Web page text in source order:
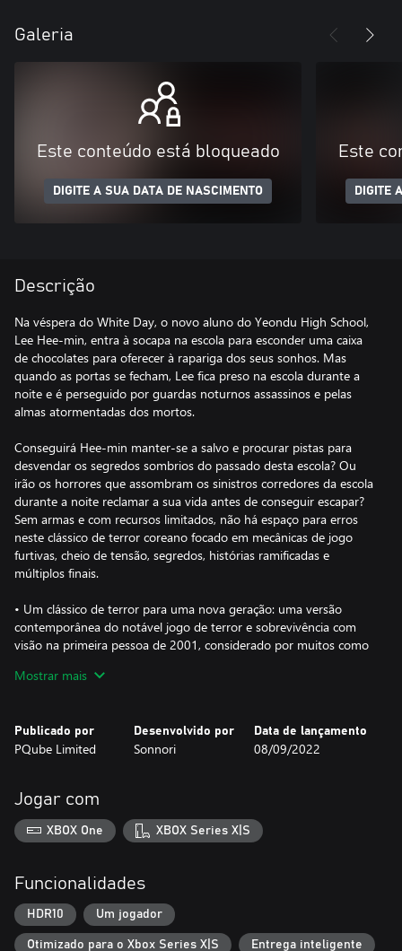
Galeria
Este conteúdo está bloqueado
DIGITE A SUA DATA DE NASCIMENTO
Este
DIGITE
Descrição
Na véspera do White Day, o novo aluno do Yeondu High School,
Lee Hee-min, entra à socapa na escola para esconder uma caixa
de chocolates para oferecer à rapariga dos seus sonhos. Mas
quando as portas se fecham, Lee fica preso na escola durante a
noite e é perseguido por guardas noturnos assassinos e pelas
almas atormentadas dos mortos.
Conseguirá Hee-min manter-se a salvo e procurar pistas para
desvendar os segredos sombrios do passado desta escola? Ou
irão os horrores que assombram os sinistros corredores da escola
durante a noite reclamar a sua vida antes de conseguir escapar?
Sem armas e com recursos limitados, não há espaço para erros
neste clássico de terror coreano focado em mecânicas de jogo
furtivas, cheio de tensão, segredos, histórias ramificadas e
múltiplos finais.
• Um clássico de terror para uma nova geração: uma versão
contemporânea do notável jogo de terror e sobrevivência com
visão na primeira pessoa de 2001, considerado por muitos como
visuais e sonoros, uma nova personagem jogável, Yoo Ji-min,
• Jogabilidade furtiva cheia de suspense: explora um enorme
labirinto de salas de aula e corredores à luz da vela, enquanto te
Esconde-te, apaga as luzes e não faças barulho!
• Encontros arrepiantes com fantasmas: descobre 20 fantasmas
únicos, cada um mais assustador que o anterior. Coleciona as
arrepiantes e trágicas.
• Quebra-cabeças desafiantes – Recolhe itens-chave, resolve
enigmas diabólicos e corre contra o relógio para salvar os teus
Mostrar mais
Publicado por
PQube Limited
Desenvolvido por
Sonnori
Data de lançamento
08/09/2022
Jogar com
XBOX One XBOX Series X|S
Funcionalidades
HDR10 Um jogador
Otimizado para o Xbox Series X|S Entrega inteligente